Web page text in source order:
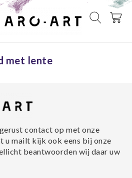
met lente
contact op met onze
u mailt kijk ook eens bij onze
beantwoorden wij daar uw